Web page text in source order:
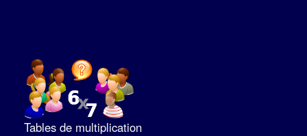
Tables de multiplication